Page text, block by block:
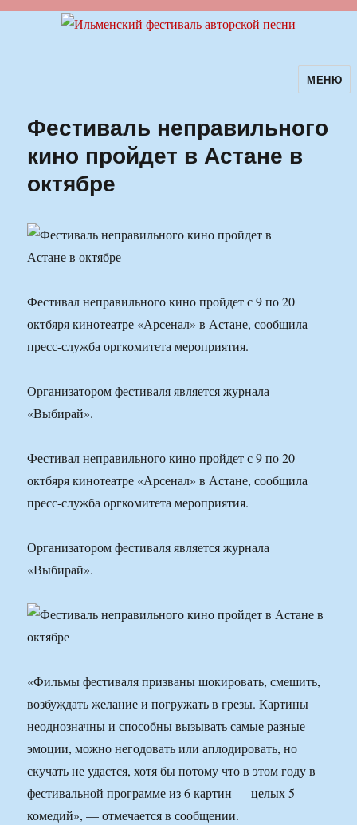
Ильменский фестиваль авторскойМЕНЮ
Фестиваль неправильного
кино пройдет в Астане в
октябре
Фестивал неправильного кино пройдет с 9 по 20
октбяря кинотеатре «Арсенал» в Астане, сообщила
пресс-служба оргкомитета мероприятия.
Организатором фестиваля является журнала
«Выбирай».
Фестивал неправильного кино пройдет с 9 по 20
октбяря кинотеатре «Арсенал» в Астане, сообщила
пресс-служба оргкомитета мероприятия.
Организатором фестиваля является журнала
«Выбирай».
«Фильмы фестиваля призваны шокировать, смешить,
возбуждать желание и погружать в грезы. Картины
неоднозначны и способны вызывать самые разные
эмоции, можно негодовать или аплодировать, но
скучать не удастся, хотя бы потому что в этом году в
фестивальной программе из 6 картин — целых 5
комедий», — отмечается в сообщении.